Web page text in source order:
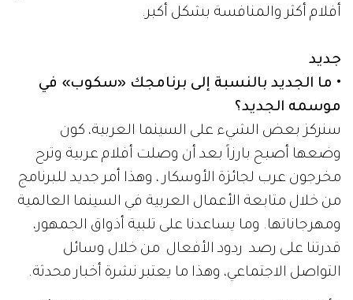
أفلام أكثر والمنافسة بشكل أكبر.
جديد
• ما الجديد بالنسبة إلى برنامجك «سكوب» في
موسمه الجديد؟
سنركز بعض الشيء على السينما العربية، كون
وضعها أصبح بارزاً بعد أن وصلت أفلام عربية وترح
مخرجون عرب لجائزة الأوسكار ، وهذا أمر جديد للبرنامج
من خلال متابعة الأعمال العربية في السينما العالمية
ومهرجاناتها. وما يساعدنا على تلبية أذواق الجمهور،
قدرتنا على رصد ردود الأفعال من خلال وسائل
التواصل الاجتماعي، وهذا ما يعتبر نشرة أخبار محدثة.